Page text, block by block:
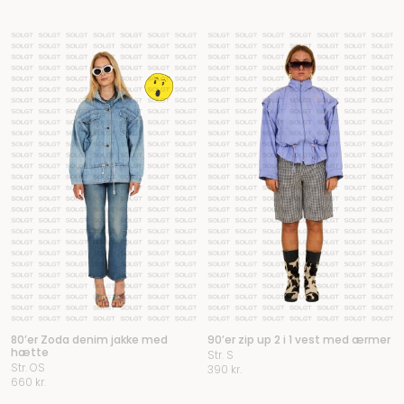
80’er Zoda denim jakke med
hætte
Str. OS
660 kr.
90’er zip up 2 i 1 vest med ærmer
Str. S
390 kr.